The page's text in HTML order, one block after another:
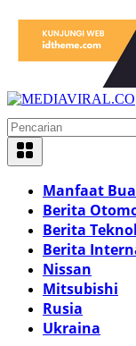
Manfaat
Berita
Berita
Berita
Nissan
Mitsubishi
Rusia
Ukraina